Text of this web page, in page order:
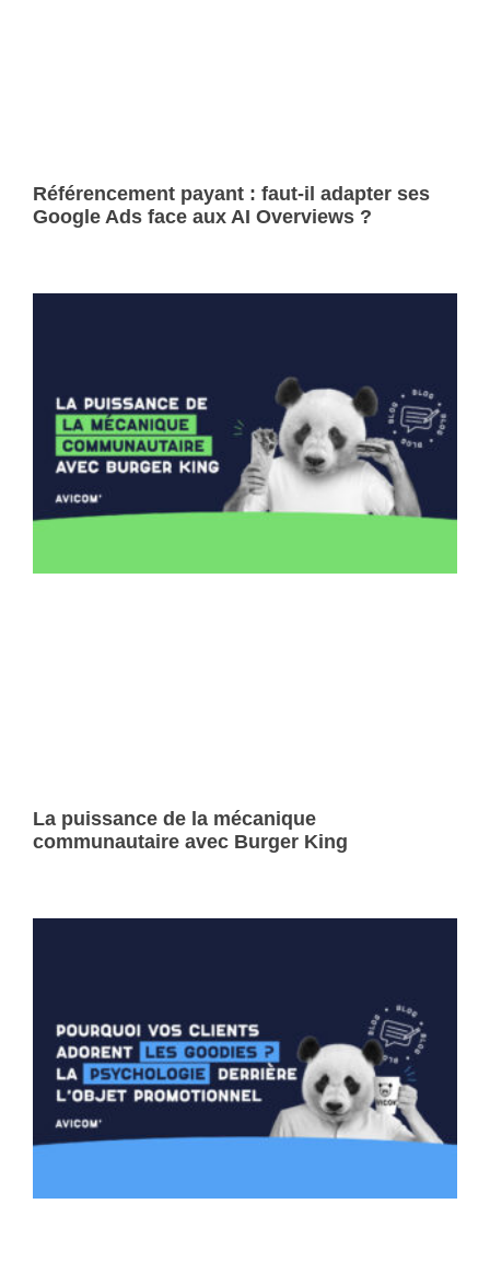
Référencement payant : faut-il adapter ses
Google Ads face aux AI Overviews ?
La puissance de la mécanique
communautaire avec Burger King